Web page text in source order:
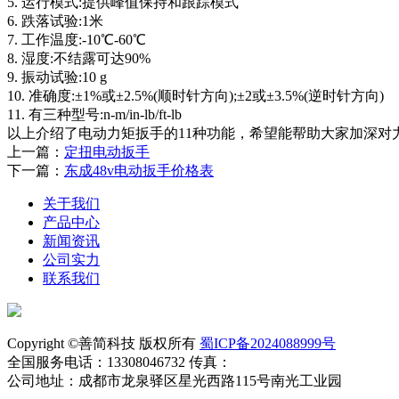
6. 跌落试验:1米
7. 工作温度:-10℃-60℃
8. 湿度:不结露可达90%
9. 振动试验:10 g
10. 准确度:±1%或±2.5%(顺时针方向);±2或±3.5%(逆时针方向)
11. 有三种型号:n-m/in-lb/ft-lb
以上介绍了电动力矩扳手的11种功能，希望能帮助大家加深对
上一篇： 定扭电动扳手
下一篇： 东成48v电动扳手价格表
关于我们
产品中心
新闻资讯
公司实力
联系我们
Copyright ©善简科技 版权所有 蜀ICP备2024088999号
全国服务电话：13308046732 传真：
公司地址：成都市龙泉驿区星光西路115号南光工业园